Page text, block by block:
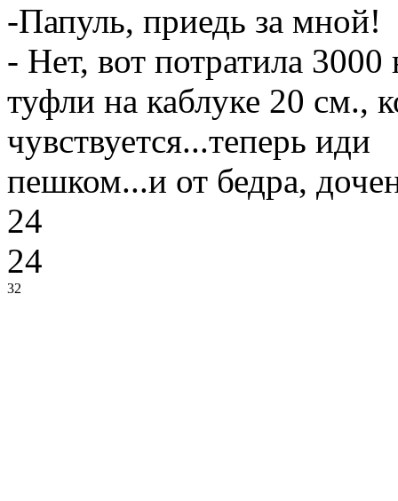
-Папуль, приедь за мной!
- Нет, вот потратила
туфли на каблуке 20 см.,
чувствуется...теперь иди
пешком...и от бедра,
24
24
32